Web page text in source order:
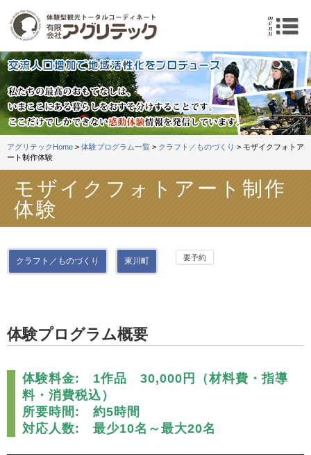
体験型観光トータルコー
アグリテックHome > 体験プログラム一覧 > クラフト／ものづくり > モザイクフォトア
ート制作体験
モザイクフォトアート制作
体験
クラフト／ものづくり 東川町 要予約
体験プログラム概要
体験料金: 1作品 30,000円
（材料費・指導
料・消費税込）
所要時間: 約5時間
対応人数: 最少10名～最大20名